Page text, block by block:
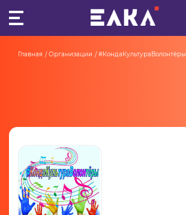
ОРГАНИЗАЦИИ
АКТИВИСТЫ
ПРОЕКТЫ
Главная Организации #КондаКультураВолонтёры